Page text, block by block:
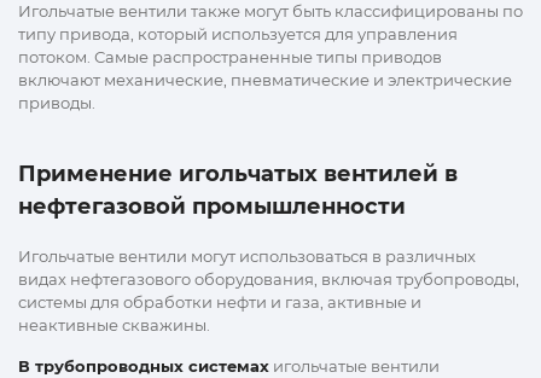
Игольчатые вентили также могут быть классифицированы по
типу привода, который используется для управления
потоком. Самые распространенные типы приводов
включают механические, пневматические и электрические
приводы.
Применение игольчатых вентилей в
нефтегазовой промышленности
Игольчатые вентили могут использоваться в различных
видах нефтегазового оборудования, включая трубопроводы,
системы для обработки нефти и газа, активные и
неактивные скважины.
В трубопроводных системах игольчатые вентили